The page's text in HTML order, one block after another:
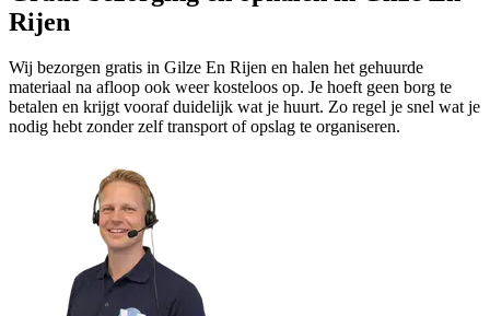
Rijen
Wij bezorgen gratis in Gilze En Rijen en halen het gehuurde
materiaal na afloop ook weer kosteloos op. Je hoeft geen borg te
betalen en krijgt vooraf duidelijk wat je huurt. Zo regel je snel wat je
nodig hebt zonder zelf transport of opslag te organiseren.